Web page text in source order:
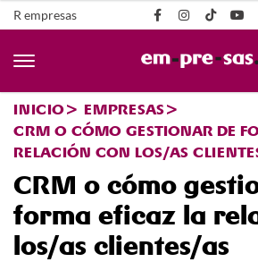
R empresas
INICIO
EMPRESAS
CRM O CÓMO GESTIONAR DE
RELACIÓN CON LOS/AS
CRM o cómo
forma eficaz la
los/as clientes/as